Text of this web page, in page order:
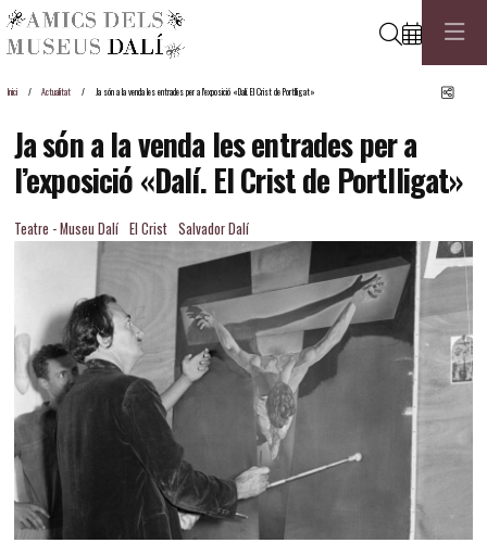
Cerca
Inici Actualitat Ja són a la venda les entrades per a l’exposició «Dalí. El Crist de Portlligat»
Ja són a la venda les entrades per a
l’exposició «Dalí. El Crist de Portlligat»
Teatre - Museu Dalí El Crist Salvador Dalí